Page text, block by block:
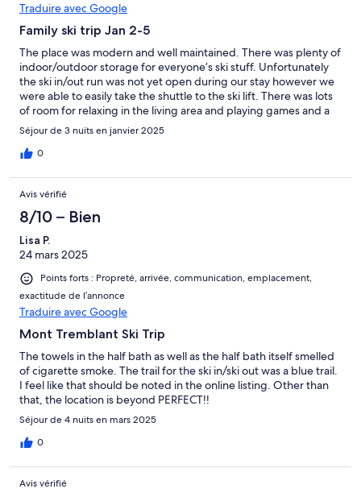
Traduire avec Google
Family ski trip Jan 2-5
The place was modern and well maintained. There was plenty of
indoor/outdoor storage for everyone’s ski stuff. Unfortunately
the ski in/out run was not yet open during our stay however we
were able to easily take the shuttle to the ski lift. There was lots
of room for relaxing in the living area and playing games and a
large dining table for meals. Overall it was a great experience
and would highly recommend.
Séjour de 3 nuits en janvier 2025
0
Avis vérifié
8/10 – Bien
Lisa P.
24 mars 2025
Points forts : Propreté, arrivée, communication, emplacement,
exactitude de l’annonce
Traduire avec Google
Mont Tremblant Ski Trip
The towels in the half bath as well as the half bath itself smelled
of cigarette smoke. The trail for the ski in/ski out was a blue trail.
I feel like that should be noted in the online listing. Other than
that, the location is beyond PERFECT!!
Séjour de 4 nuits en mars 2025
0
Avis vérifié